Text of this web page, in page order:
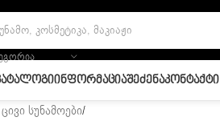
ᲘნფორმაციაᲨეძენაᲙონტაქტი
სუნამოები/